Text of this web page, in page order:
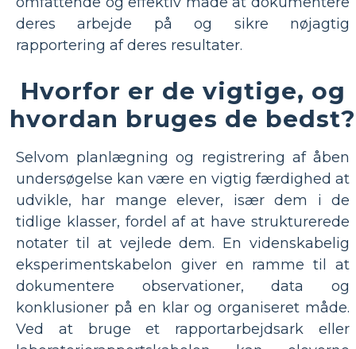
deres arbejde på og sikre nøjagtig
rapportering af deres resultater.
Hvorfor er de vigtige, og
hvordan bruges de bedst?
Selvom planlægning og registrering af åben
undersøgelse kan være en vigtig færdighed at
udvikle, har mange elever, især dem i de
tidlige klasser, fordel af at have strukturerede
notater til at vejlede dem. En videnskabelig
eksperimentskabelon giver en ramme til at
dokumentere observationer, data og
konklusioner på en klar og organiseret måde.
Ved at bruge et rapportarbejdsark eller